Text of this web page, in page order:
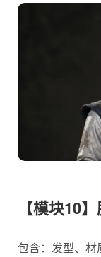
【模块10
包含：发型、材